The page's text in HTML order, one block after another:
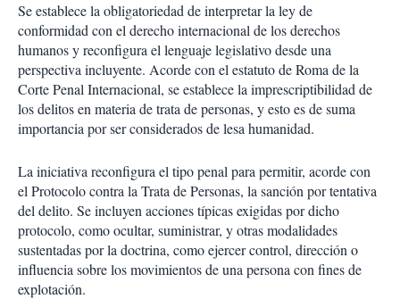
Se establece la obligatoriedad de interpretar la ley de
conformidad con el derecho internacional de los derechos
humanos y reconfigura el lenguaje legislativo desde una
perspectiva incluyente. Acorde con el estatuto de Roma de la
Corte Penal Internacional, se establece la imprescriptibilidad de
los delitos en materia de trata de personas, y esto es de suma
importancia por ser considerados de lesa humanidad.
La iniciativa reconfigura el tipo penal para permitir, acorde con
el Protocolo contra la Trata de Personas, la sanción por tentativa
del delito. Se incluyen acciones típicas exigidas por dicho
protocolo, como ocultar, suministrar, y otras modalidades
sustentadas por la doctrina, como ejercer control, dirección o
influencia sobre los movimientos de una persona con fines de
explotación.